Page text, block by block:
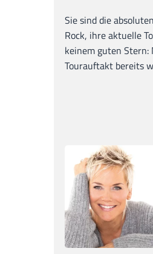
Sie sind die
Rock, ihre aktuelle
keinem guten Stern:
Tourauftakt bereits